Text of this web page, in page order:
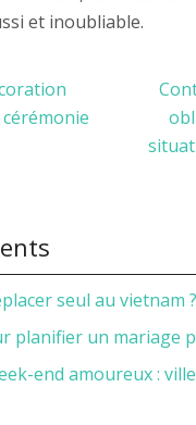
et inoubliable.
seul au vietnam ?
planifier un mariage
end amoureux :